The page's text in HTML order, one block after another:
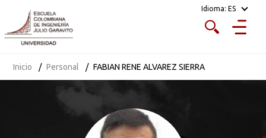
Idioma: ES
Inicio Personal FABIAN RENE ALVAREZ SIERRA